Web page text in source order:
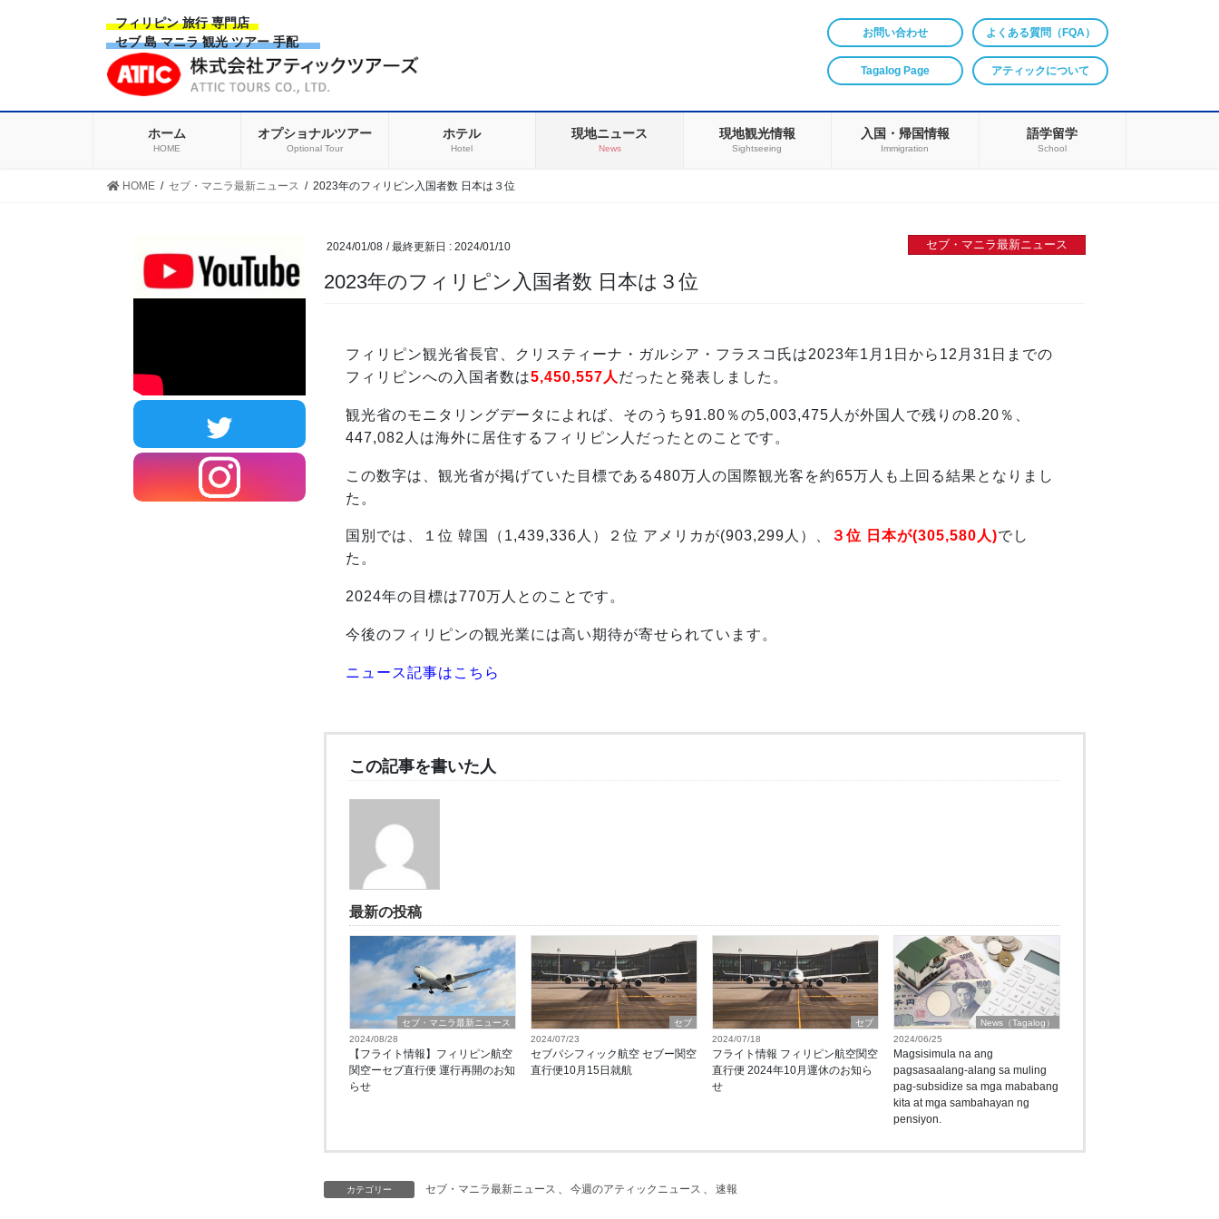
フィリピン 旅行 専門店
セブ 島 マニラ 観光 ツアー 手配
お問い合わせ よくある質問（FQA）
Tagalog Page アティックについて
ホーム
HOME
オプショナルツアー
Optional Tour
ホテル
Hotel
現地ニュース
News
現地観光情報
Sightseeing
入国・帰国情報
Immigration
語学留学
School
HOME セブ・マニラ最新ニュース 2023年のフィリピン入国者数 日本は３位
2024/01/08 / 最終更新日 : 2024/01/10 セブ・マニラ最新ニュース
2023年のフィリピン入国者数 日本は３位
フィリピン観光省長官、クリスティーナ・ガルシア・フラスコ氏は2023年1月1日から12月31日までの
フィリピンへの入国者数は5,450,557人 だったと発表しました。
観光省のモニタリングデータによれば、そのうち91.80％の5,003,475人が外国人で残りの8.20％、
447,082人は海外に居住するフィリピン人だったとのことです。
この数字は、観光省が掲げていた目標である480万人の国際観光客を約65万人も上回る結果となりまし
た。
国別では、１位 韓国（1,439,336人）２位 アメリカが(903,299人）、 ３位 日本が(305,580人)でし
た。
2024年の目標は770万人とのことです。
今後のフィリピンの観光業には高い期待が寄せられています。
ニュース記事はこちら
この記事を書いた人
最新の投稿
セブ・マニラ最新ニュース
2024/08/28
【フライト情報】フィリピン航空
関空ーセブ直行便 運行再開のお知
らせ
セブ
2024/07/23
セブパシフィック航空 セブー関空
直行便10月15日就航
セブ
2024/07/18
フライト情報 フィリピン航空関空
直行便 2024年10月運休のお知ら
せ
News（Tagalog）
2024/06/25
Magsisimula na ang
pagsasaalang-alang sa muling
pag-subsidize sa mga mababang
kita at mga sambahayan ng
pensiyon.
カテゴリー セブ・マニラ最新ニュース 、 今週のアティックニュース 、 速報